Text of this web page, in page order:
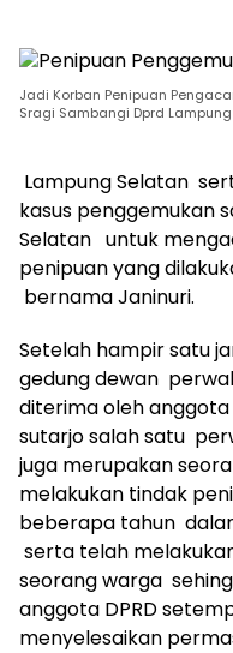
Jadi Korban Penipuan
Sragi Sambangi Dprd
Lampung Selatan
kasus penggemukan
Selatan untuk
penipuan yang
bernama Janinuri.
Setelah hampir satu
gedung dewan
diterima oleh
sutarjo salah satu
juga merupakan
melakukan tindak
beberapa tahun
serta telah
seorang warga
anggota DPRD
menyelesaikan